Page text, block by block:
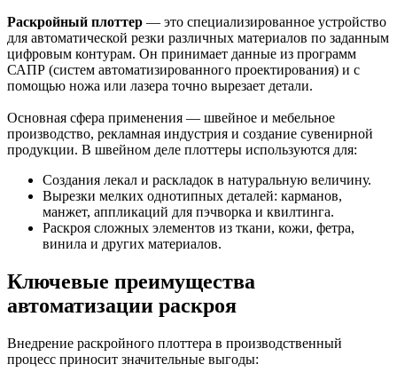
Раскройный плоттер — это специализированное устройство
для автоматической резки различных материалов по заданным
цифровым контурам. Он принимает данные из программ
САПР (систем автоматизированного проектирования) и с
помощью ножа или лазера точно вырезает детали.
Основная сфера применения — швейное и мебельное
производство, рекламная индустрия и создание сувенирной
продукции. В швейном деле плоттеры используются для:
Создания лекал и раскладок в натуральную величину.
Вырезки мелких однотипных деталей: карманов,
манжет, аппликаций для пэчворка и квилтинга.
Раскроя сложных элементов из ткани, кожи, фетра,
винила и других материалов.
Ключевые преимущества
автоматизации раскроя
Внедрение раскройного плоттера в производственный
процесс приносит значительные выгоды: